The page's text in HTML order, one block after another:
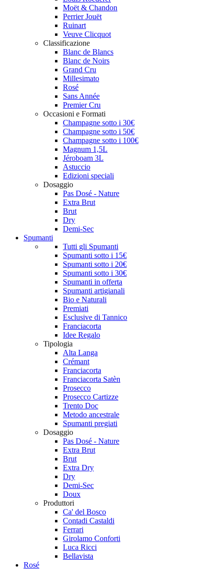
Moët & Chandon
Perrier Jouët
Ruinart
Veuve Clicquot
Classificazione
Blanc de Blancs
Blanc de Noirs
Grand Cru
Millesimato
Rosé
Sans Année
Premier Cru
Occasioni e Formati
Champagne sotto i 30€
Champagne sotto i 50€
Champagne sotto i 100€
Magnum 1,5L
Jéroboam 3L
Astuccio
Edizioni speciali
Dosaggio
Pas Dosé - Nature
Extra Brut
Brut
Dry
Demi-Sec
Spumanti
Tutti gli Spumanti
Spumanti sotto i 15€
Spumanti sotto i 20€
Spumanti sotto i 30€
Spumanti in offerta
Spumanti artigianali
Bio e Naturali
Premiati
Esclusive di Tannico
Franciacorta
Idee Regalo
Tipologia
Alta Langa
Crémant
Franciacorta
Franciacorta Satèn
Prosecco
Prosecco Cartizze
Trento Doc
Metodo ancestrale
Spumanti pregiati
Dosaggio
Pas Dosé - Nature
Extra Brut
Brut
Extra Dry
Dry
Demi-Sec
Doux
Produttori
Ca' del Bosco
Contadi Castaldi
Ferrari
Girolamo Conforti
Luca Ricci
Bellavista
Rosé